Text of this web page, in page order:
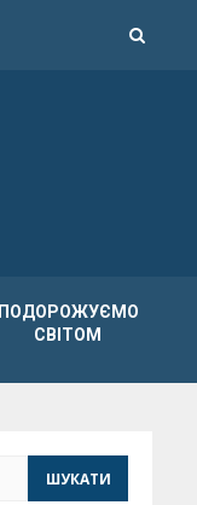
ПОДОРОЖУЄМО
СВІТОМ